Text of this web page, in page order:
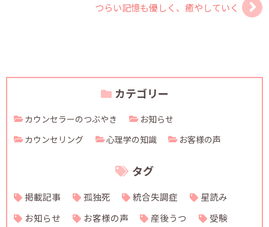
つらい記憶も優しく、癒やしていく
カテゴリー
カウンセラーのつぶやき
お知らせ
カウンセリング
心理学の知識 お客様の声
タグ
掲載記事 孤独死 統合失調症
星読み
お知らせ
お客様の声 産後うつ
受験